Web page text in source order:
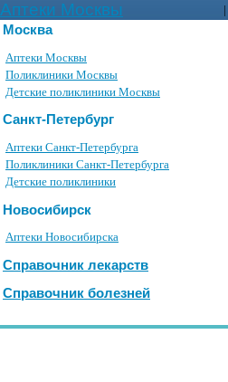
Аптеки Москвы |
Москва
Аптеки Москвы
Поликлиники Москвы
Детские поликлиники Москвы
Санкт-Петербург
Аптеки Санкт-Петербурга
Поликлиники Санкт-Петербурга
Детские поликлиники
Новосибирск
Аптеки Новосибирска
Справочник лекарств
Справочник болезней